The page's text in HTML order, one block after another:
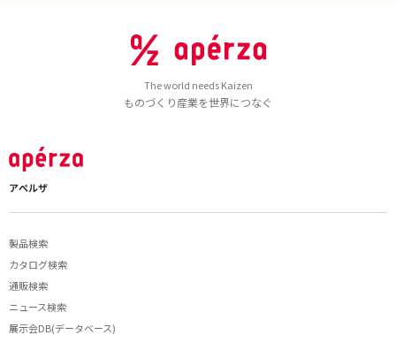
The world needs Kaizen
ものづくり産業を世界につなぐ
アペルザ
製品検索
カタログ検索
通販検索
ニュース検索
展示会DB(データベース)